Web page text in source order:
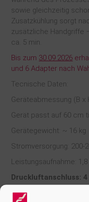
sowie gleichzeitig
Zusatzkühlung sorgt
zusätzliche Handgriffe
ca. 5 min.
Bis zum 30.09.2026
und 6 Adapter nach
Tecnische Daten:
Geräteabmessung (B x
Gerät passt auf 60 cm
Gerätegewicht: ~ 16 kg
Stromversorgung: 200-
Leistungsaufnahme: 1,8
Druckluftanschluss: 4